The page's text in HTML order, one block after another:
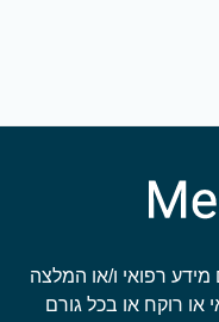
רפואי ו/או המלצה
או רוקח או בכל גורם